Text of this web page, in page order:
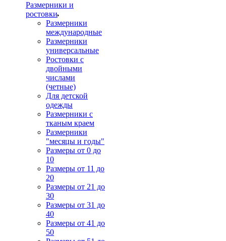
Размерники и
ростовки
Размерники
международные
Размерники
универсальные
Ростовки с
двойными
числами
(четные)
Для детской
одежды
Размерники с
тканым краем
Размерники
"месяцы и годы"
Размеры от 0 до
10
Размеры от 11 до
20
Размеры от 21 до
30
Размеры от 31 до
40
Размеры от 41 до
50